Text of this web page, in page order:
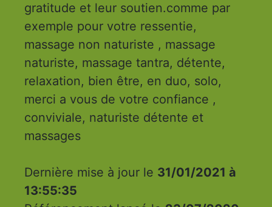
gratitude et leur soutien.comme par
exemple pour votre ressentie,
massage non naturiste , massage
naturiste, massage tantra, détente,
relaxation, bien être, en duo, solo,
merci a vous de votre confiance ,
conviviale, naturiste détente et
massages
Dernière mise à jour le 31/01/2021 à
13:55:35